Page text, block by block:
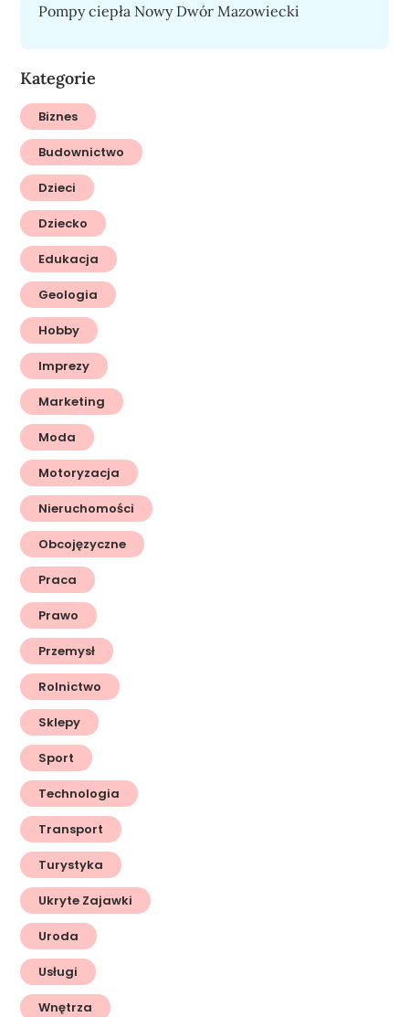
Pompy ciepła Nowy Dwór Mazowiecki
Kategorie
Biznes
Budownictwo
Dzieci
Dziecko
Edukacja
Geologia
Hobby
Imprezy
Marketing
Moda
Motoryzacja
Nieruchomości
Obcojęzyczne
Praca
Prawo
Przemysł
Rolnictwo
Sklepy
Sport
Technologia
Transport
Turystyka
Ukryte Zajawki
Uroda
Usługi
Wnętrza